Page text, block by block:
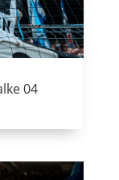
04